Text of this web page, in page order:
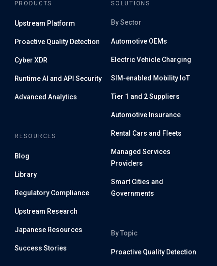
ら逸脱した 違反や例外を検出することができます。通常
ら、アプリケーションサーバや車両自体の動作に基づいて
定義します。 通常の動作が定義できれば、例外が何であ
用できます。インシデント情報は、セキュリティ・オペレ
ーション・センター（SOC）とそれを運用 するさまざま
なセキュリティアナリストによって使われます。要する
に、我々の製品はSOCチーム やセキュリティアナリスト
PRODUCTS
Upstream Platform
Proactive Quality Detection
Cyber XDR
Runtime AI and API Security
Advanced Analytics
SOLUTIONS
By Sector
Automotive OEMs
Electric Vehicle Charging
SIM-enabled Mobility IoT
Tier 1 and 2 Suppliers
Automotive Insurance
Rental Cars and Fleets
Managed Services
Providers
Smart Cities and
Governments
By Topic
Proactive Quality Detection
RESOURCES
Blog
Library
Regulatory Compliance
Upstream Research
Japanese Resources
Success Stories